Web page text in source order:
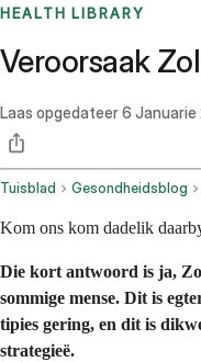
HEALTH LIBRARY
Veroorsaak
Laas opgedateer6 Januarie
Tuisblad Gesondheidsblog
Kom ons kom dadelik
Die kort antwoord is ja,
sommige mense. Dit is
tipies gering, en dit is
strategieë.